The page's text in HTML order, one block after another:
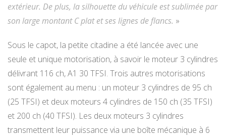
extérieur. De plus, la silhouette du véhicule est sublimée par
son large montant C plat et ses lignes de flancs. »
Sous le capot, la petite citadine a été lancée avec une
seule et unique motorisation, à savoir le moteur 3 cylindres
délivrant 116 ch, A1 30 TFSI. Trois autres motorisations
sont également au menu : un moteur 3 cylindres de 95 ch
(25 TFSI) et deux moteurs 4 cylindres de 150 ch (35 TFSI)
et 200 ch (40 TFSI). Les deux moteurs 3 cylindres
transmettent leur puissance via une boîte mécanique à 6